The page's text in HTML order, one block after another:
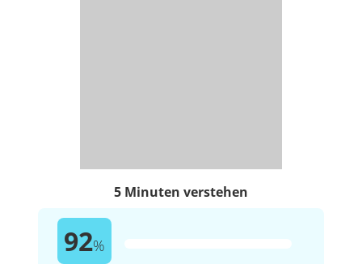
5 Minuten verstehen
92%